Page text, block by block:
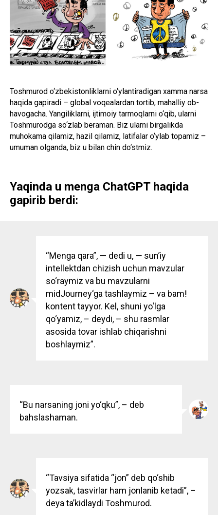
Toshmurod o‘zbekistonliklarni o‘ylantiradigan xamma narsa
haqida gapiradi – global voqealardan tortib, mahalliy ob-
havogacha. Yangiliklarni, ijtimoiy tarmoqlarni o‘qib, ularni
Toshmurodga so‘zlab beraman. Biz ularni birgalikda
muhokama qilamiz, hazil qilamiz, latifalar o‘ylab topamiz –
umuman olganda, biz u bilan chin do‘stmiz.
Yaqinda u menga ChatGPT haqida
gapirib berdi:
“Menga qara”, — dedi u, — sunʼiy
intellektdan chizish uchun mavzular
so‘raymiz va bu mavzularni
midJourney‘ga tashlaymiz – va bam!
kontent tayyor. Kel, shuni yo‘lga
qo‘yamiz, – deydi, – shu rasmlar
asosida tovar ishlab chiqarishni
boshlaymiz”.
“Bu narsaning joni yo‘qku”, – deb
bahslashaman.
“Tavsiya sifatida “jon” deb qo‘shib
yozsak, tasvirlar ham jonlanib ketadi”, –
deya taʼkidlaydi Toshmurod.